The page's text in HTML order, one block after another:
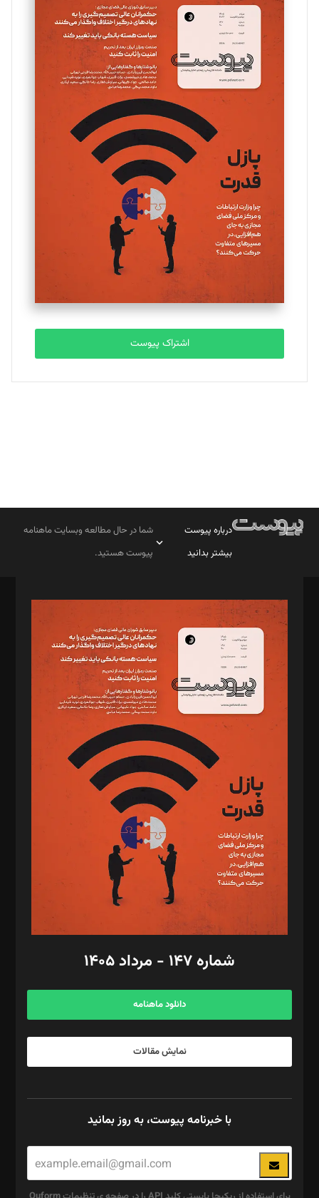
سروش کرمیان
تحریریه
مینا پاکدل
یسنا امان‌پور
تحریریه
ملینا جعفری
تحریریه
مصطفی مسجدی آرانی
تحریریه
بابک نقاش
تحریریه
اشتراک پیوست
درباره پیوست
بیشتر بدانید
شما در حال مطالعه وبسایت ماهنامه
پیوست هستید.
مدیر مسئول: محمدباقر اثنی‌عشری
سردبیر: مهرک محمودی
دبیر تحریریه: میثم قاسمی
د‌بیر ناداستان: سمانه سمیع
د‌بیر خدمت و تجارت: ابوالفضل رجبی
د‌بیر حقوق فناوری: حسام‌الدین ایپکچی
د‌بیر پیوست جهان: مینا پاکدل
د‌بیر تحریریه آنلاین: بابک نقاش
تحریریه‌: مجتبی محمود‌ی، آرش برهمند، یسنا امان‌پور، سروش کرمیان،
مصطفی مسجدی آرانی، ابوالفضل رجبی، زهرا فکرانه، فائزه فتحی
رستمی،مصطفی باستان
ویرایش: نگار استاد‌‌آقا
طراح یونیفرم: مجید توکلی
فیلمبرداری و عکاسی: امیر شفیعی، مانی لطفی زاده
گرافیک و صفحه‌آرایی: سید‌سبحان‌علی ثابت
مد‌یر توسعه تجاری: کامبیز برید‌
امور مالی: شاپور رهبری، محمد‌ کاظمی‌نیا
آگهی و مشترکین: ۰۹۱۹۹۹۹۰۴۵۴
شماره ۱۴۷ - مرداد ۱۴۰۵
دانلود ماهنامه
نمایش مقالات
با خبرنامه پیوست، به روز بمانید